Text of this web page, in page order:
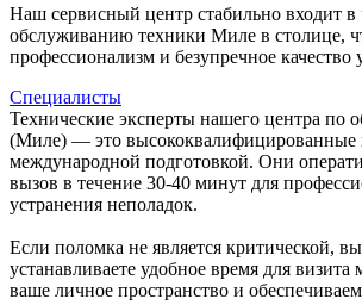
Наш сервисный центр стабильно входит в
обслуживанию техники Миле в столице,
профессионализм и безупречное качество
Специалисты
Технические эксперты нашего центра по
(Миле) — это высококвалифицированные
международной подготовкой. Они
вызов в течение 30-40 минут для
устранения неполадок.
Если поломка не является критической,
устанавливаете удобное время для
ваше личное пространство и